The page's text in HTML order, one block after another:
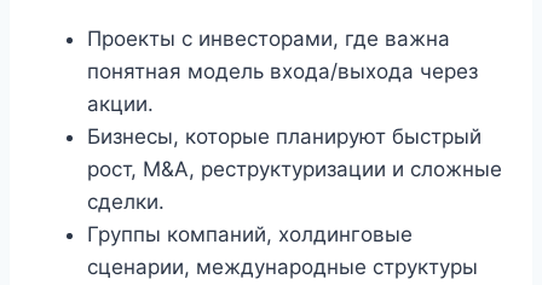
Проекты с инвесторами, где важна
понятная модель входа/выхода через
акции.
Бизнесы, которые планируют быстрый
рост, M&A, реструктуризации и сложные
сделки.
Группы компаний, холдинговые
сценарии, международные структуры